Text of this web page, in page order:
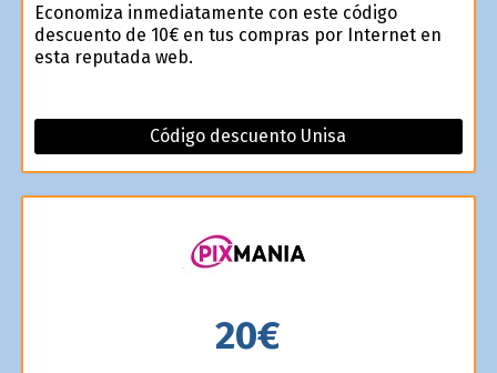
Economiza inmediatamente con este código
descuento de 10€ en tus compras por Internet en
esta reputada web.
Código descuento Unisa
20€